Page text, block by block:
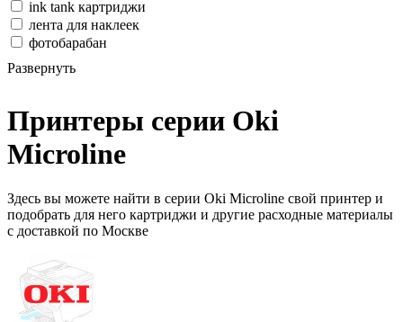
ink tank картриджи
лента для наклеек
фотобарабан
Развернуть
Принтеры серии Oki
Microline
Здесь вы можете найти в серии Oki Microline свой принтер и
подобрать для него картриджи и другие расходные материалы
с доставкой по Москве